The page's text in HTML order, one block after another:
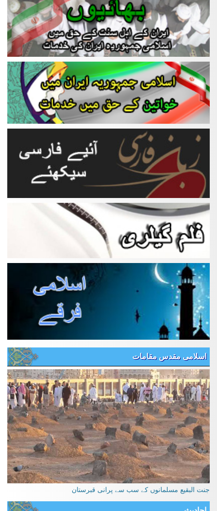
اسلامی مقدس مقامات
جنت البقیع مسلمانوں کے سب سے پرانی قبرستان